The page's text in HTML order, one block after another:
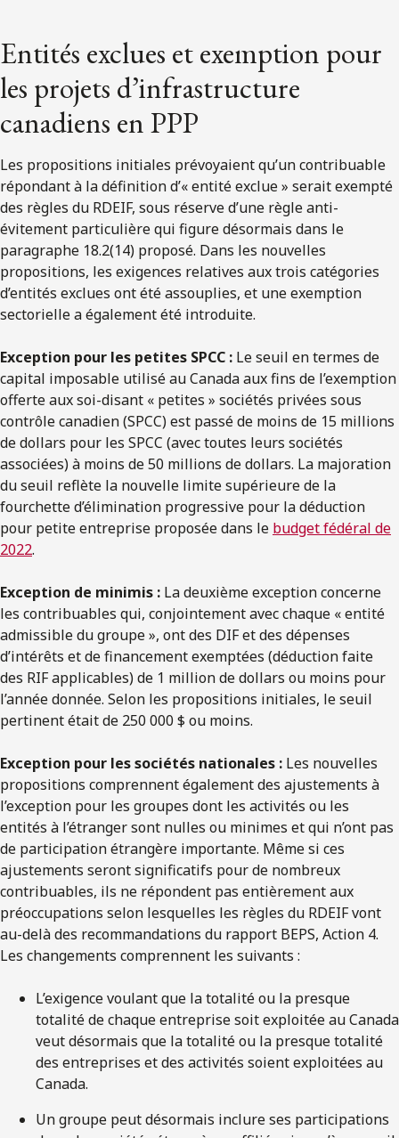
Entités exclues et exemption pour
les projets d’infrastructure
canadiens en PPP
Les propositions initiales prévoyaient qu’un contribuable
répondant à la définition d’« entité exclue » serait exempté
des règles du RDEIF, sous réserve d’une règle anti-
évitement particulière qui figure désormais dans le
paragraphe 18.2(14) proposé. Dans les nouvelles
propositions, les exigences relatives aux trois catégories
d’entités exclues ont été assouplies, et une exemption
sectorielle a également été introduite.
Exception pour les petites SPCC : Le seuil en termes de
capital imposable utilisé au Canada aux fins de l’exemption
offerte aux soi-disant « petites » sociétés privées sous
contrôle canadien (SPCC) est passé de moins de 15 millions
de dollars pour les SPCC (avec toutes leurs sociétés
associées) à moins de 50 millions de dollars. La majoration
du seuil reflète la nouvelle limite supérieure de la
fourchette d’élimination progressive pour la déduction
pour petite entreprise proposée dans le budget fédéral de
2022.
Exception de minimis : La deuxième exception concerne
les contribuables qui, conjointement avec chaque « entité
admissible du groupe », ont des DIF et des dépenses
d’intérêts et de financement exemptées (déduction faite
des RIF applicables) de 1 million de dollars ou moins pour
l’année donnée. Selon les propositions initiales, le seuil
pertinent était de 250 000 $ ou moins.
Exception pour les sociétés nationales : Les nouvelles
propositions comprennent également des ajustements à
l’exception pour les groupes dont les activités ou les
entités à l’étranger sont nulles ou minimes et qui n’ont pas
de participation étrangère importante. Même si ces
ajustements seront significatifs pour de nombreux
contribuables, ils ne répondent pas entièrement aux
préoccupations selon lesquelles les règles du RDEIF vont
au-delà des recommandations du rapport BEPS, Action 4.
Les changements comprennent les suivants :
L’exigence voulant que la totalité ou la presque
totalité de chaque entreprise soit exploitée au Canada
veut désormais que la totalité ou la presque totalité
des entreprises et des activités soient exploitées au
Canada.
Un groupe peut désormais inclure ses participations